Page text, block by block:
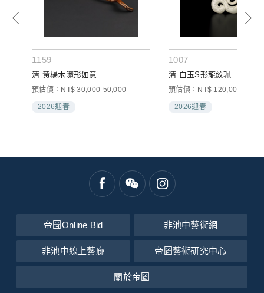
1159
清 黃楊木隨形如意
預估價：NT$ 30,000-50,000
2026迎春
1007
清 白玉S形龍紋珮
預估價：NT$ 120,000-
2026迎春
帝圖Online Bid 非池中藝術網
非池中線上藝廊 帝圖藝術研究中心
關於帝圖